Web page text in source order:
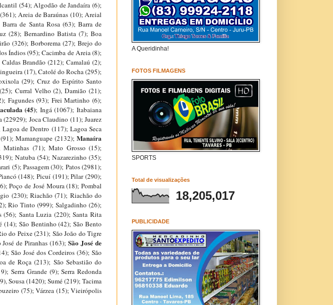
(54); Algodão de Jandaíra (6);
Areia de Baraúnas (10); Areial
de Santa Rosa (63); Barra de
(28); Bernardino Batista (7); Boa
(326); Borborema (27); Brejo do
Índios (95); Cacimba de Areia (8);
Brandão (212); Camalaú (2);
(17), Catolé do Rocha (295);
(29); Cruz do Espírito Santo
Curral Velho (2), Damião (21);
Fagundes (93); Frei Martinho (6);
(45); Ingá (1067); Itabaiana
(22929); Joca Claudino (11); Juarez
de Dentro (117); Lagoa Seca
Mamanguape (2132); Manaíra
(71); Mato Grosso (15);
Natuba (54); Nazarezinho (35);
(5); Passagem (30); Patos (2981);
(148); Picuí (191); Pilar (290);
Poço de José Moura (18); Pombal
(230); Riachão (71); Riachão do
Rio Tinto (999); Salgadinho (26);
(56); Santa Luzia (220); Santa Rita
(14); São Bentinho (42); São Bento
do Peixe (231); São João do Tigre
José de Piranhas (163);São José de
São José dos Cordeiros (36); São
de Roça (213); São Sebastião do
Serra Grande (9); Serra Redonda
Sousa (1420); Sumé (219); Tacima
(75); Várzea (15); Vieirópolis
A Queridinha!
FOTOS FILMAGENS
SPORTS
Total de visualizações
18,205,017
PUBLICIDADE